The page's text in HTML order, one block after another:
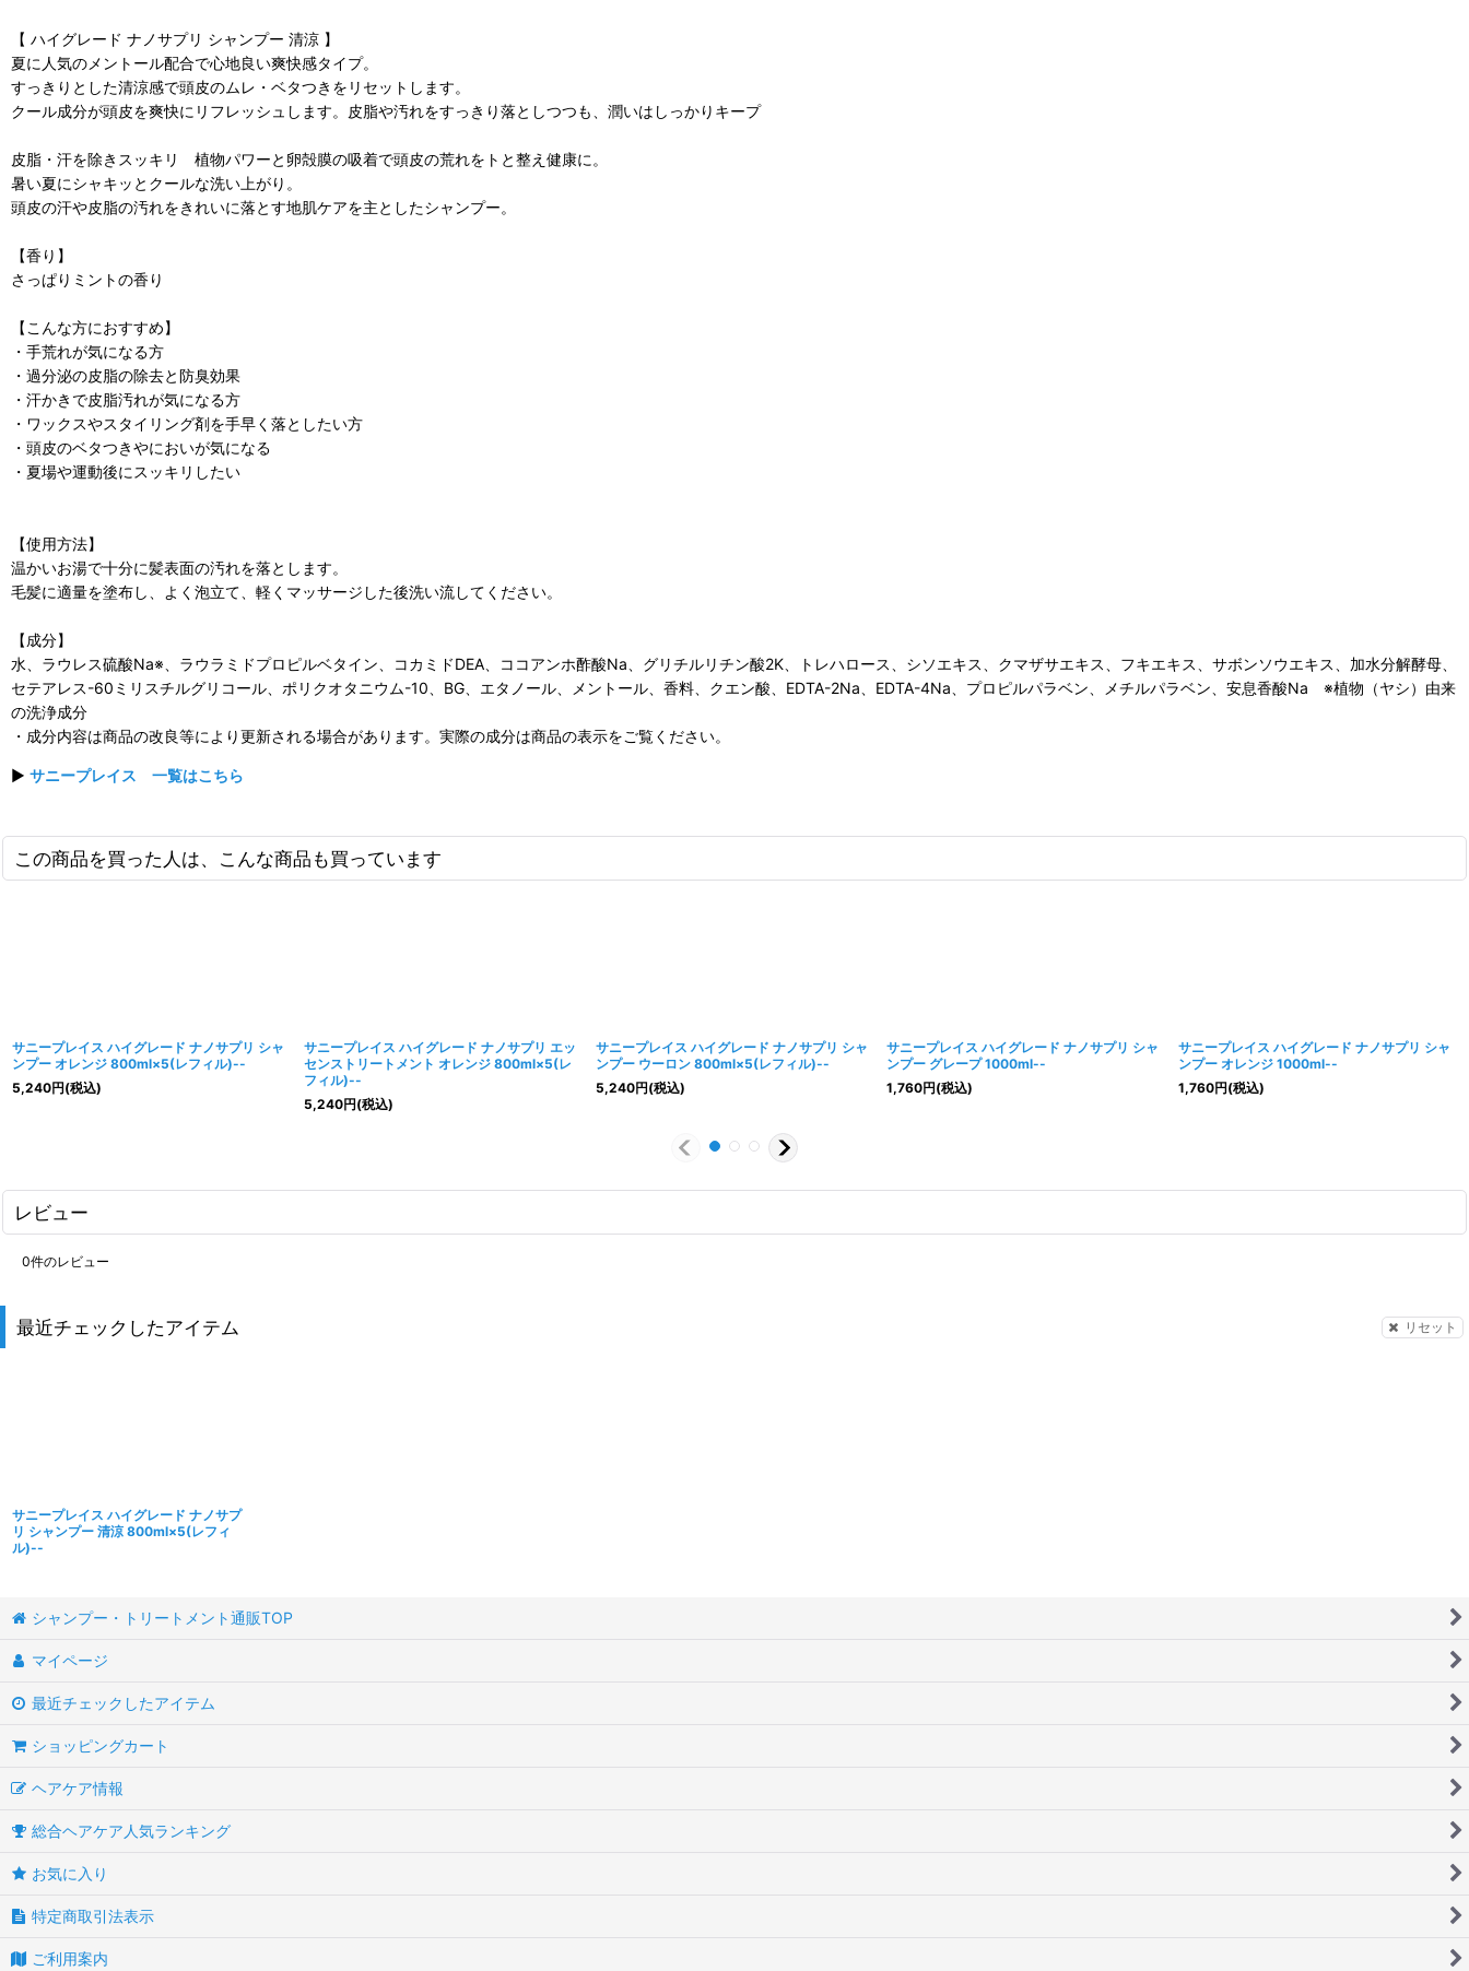
【 ハイグレード ナノサプリ シャンプー 清涼 】
夏に人気のメントール配合で心地良い爽快感タイプ。
すっきりとした清涼感で頭皮のムレ・ベタつきをリセットします。
クール成分が頭皮を爽快にリフレッシュします。皮脂や汚れをすっきり落としつつも、潤いはしっかりキープ
皮脂・汗を除きスッキリ 植物パワーと卵殻膜の吸着で頭皮の荒れをトと整え健康に。
暑い夏にシャキッとクールな洗い上がり。
頭皮の汗や皮脂の汚れをきれいに落とす地肌ケアを主としたシャンプー。
【香り】
さっぱりミントの香り
【こんな方におすすめ】
・手荒れが気になる方
・過分泌の皮脂の除去と防臭効果
・汗かきで皮脂汚れが気になる方
・ワックスやスタイリング剤を手早く落としたい方
・頭皮のベタつきやにおいが気になる
・夏場や運動後にスッキリしたい
【使用方法】
温かいお湯で十分に髪表面の汚れを落とします。
毛髪に適量を塗布し、よく泡立て、軽くマッサージした後洗い流してください。
【成分】
水、ラウレス硫酸Na※、ラウラミドプロピルベタイン、コカミドDEA、ココアンホ酢酸Na、グリチルリチン酸2K、トレハロース、シソエキス、クマザサエキス、フキエキス、サボンソウエキス、加水分解酵母、
セテアレス-60ミリスチルグリコール、ポリクオタニウム-10、BG、エタノール、メントール、香料、クエン酸、EDTA-2Na、EDTA-4Na、プロピルパラベン、メチルパラベン、安息香酸Na ※植物（ヤシ）由来
の洗浄成分
・成分内容は商品の改良等により更新される場合があります。実際の成分は商品の表示をご覧ください。
▶ サニープレイス 一覧はこちら
この商品を買った人は、こんな商品も買っています
サニープレイス ハイグレード ナノサプリ シャ
ンプー オレンジ 800ml×5(レフィル)--
5,240円(税込)
サニープレイス ハイグレード ナノサプリ エッ
センストリートメント オレンジ 800ml×5(レ
フィル)--
5,240円(税込)
サニープレイス ハイグレード ナノサプリ シャ
ンプー ウーロン 800ml×5(レフィル)--
5,240円(税込)
サニープレイス ハイグレード ナノサプリ シャ
ンプー グレープ 1000ml--
1,760円(税込)
サニープレイス ハイグレード ナノサプリ シャ
ンプー オレンジ 1000ml--
1,760円(税込)
レビュー
0件のレビュー
最近チェックしたアイテム リセット
サニープレイス ハイグレード ナノサプ
リ シャンプー 清涼 800ml×5(レフィ
ル)--
シャンプー・トリートメント通販TOP
マイページ
最近チェックしたアイテム
ショッピングカート
ヘアケア情報
総合ヘアケア人気ランキング
お気に入り
特定商取引法表示
ご利用案内